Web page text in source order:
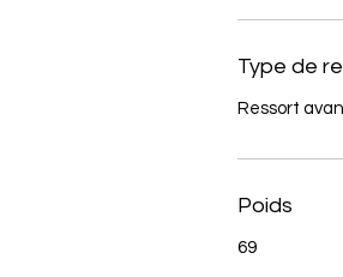
Type de
Ressort
Poids
69